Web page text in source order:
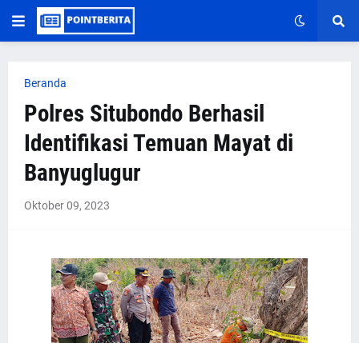
Beranda
Polres Situbondo Berhasil
Identifikasi Temuan Mayat di
Banyuglugur
Oktober 09, 2023